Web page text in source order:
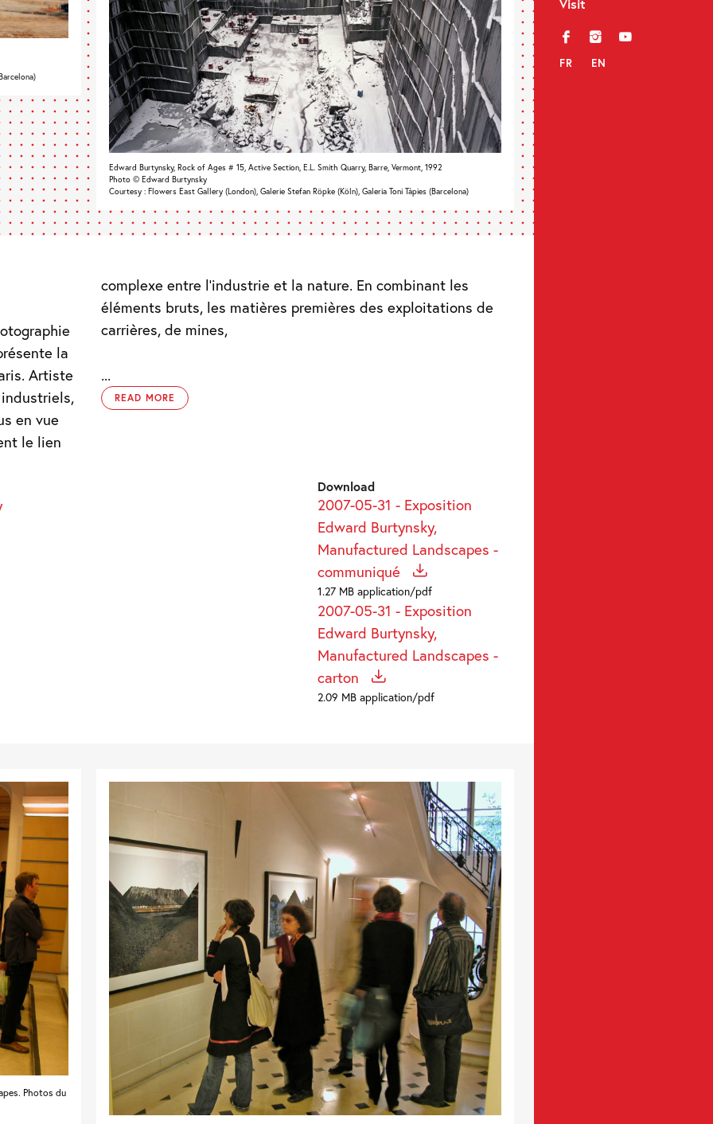
Visit
f i y
FR EN
Edward Burtynsky, Rock of Ages # 15, Active Section, E.L. Smith Quarry, Barre, Vermont, 1992
Photo © Edward Burtynsky
Courtesy : Flowers East Gallery (London), Galerie Stefan Röpke (Köln), Galeria Toni Tàpies (Barcelona)
la
Artiste
en vue
le lien
complexe entre l’industrie et la nature. En combinant les
éléments bruts, les matières premières des exploitations de
carrières, de mines,
...
READ MORE
Download
2007-05-31 - Exposition
Edward Burtynsky,
Manufactured Landscapes -
communiqué
1.27 MB application/pdf
2007-05-31 - Exposition
Edward Burtynsky,
Manufactured Landscapes -
carton
2.09 MB application/pdf
Photos du